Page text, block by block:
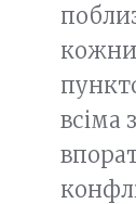
всіма